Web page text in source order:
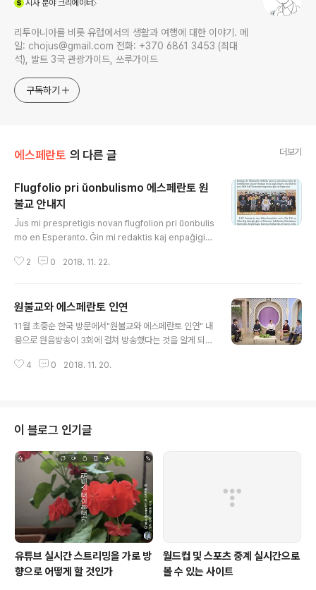
시사분야 크리에이터
리투아니아를 비롯 유럽에서의 생활과 여행에 대한 이야기. 메
일: chojus@gmail.com 전화: +370 6861 3453 (최대
석), 발트 3국 관광가이드, 쓰루가이드
구독하기
에스페란토 의 다른 글 더보기
Flugfolio pri ŭonbulismo 에스페란토 원
불교 안내지
Ĵus mi prespretigis novan flugfolion pri ŭonbulis
mo en Esperanto. Ĝin mi redaktis kaj enpaĝigis.
용지의 에스페란토 원불교 안내 전단지를 최근 만들었어
2 0 2018. 11. 22.
원불교와 에스페란토 인연
11월 초중순 한국 방문에서"원불교와 에스페란토 인연" 내
용으로 원음방송이 3회에 걸쳐 방송했다는 것을 알게 되었
되었다.친분이 두터운 네 분이 참석해 그 동안의 원불교 내
4 0 2018. 11. 20.
이 블로그 인기글
유튜브 실시간 스트리밍을 가로 방
향으로 어떻게 할 것인가
월드컵 및 스포츠 중계 실시간으로
볼 수 있는 사이트